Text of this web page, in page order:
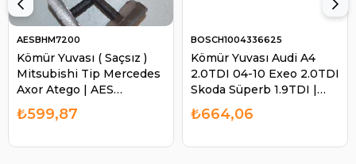
Kömür Yuvası ( Saçsız )
Mitsubishi Tip Mercedes
Axor Atego | AES
BHM7200
AESBHM7200
₺599,87
Kömür Yuvası Audi A4
2.0TDI 04-10 Exeo 2.0TDI
Skoda Süperb 1.9TDI |
BOSCH 1004336625
BOSCH1004336625
₺664,06